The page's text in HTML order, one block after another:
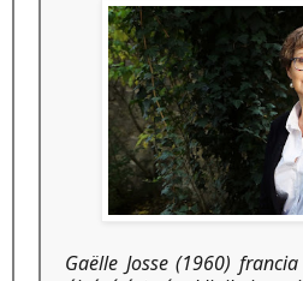
Gaëlle Josse (1960)